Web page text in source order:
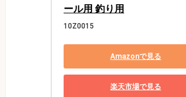
ール用 釣り用
10Z0015
Amazonで見る
楽天市場で見る